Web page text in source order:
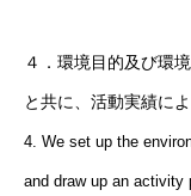
４．環境目的及び環
と共に、活動実績に
4. We set up the
and draw up an activity